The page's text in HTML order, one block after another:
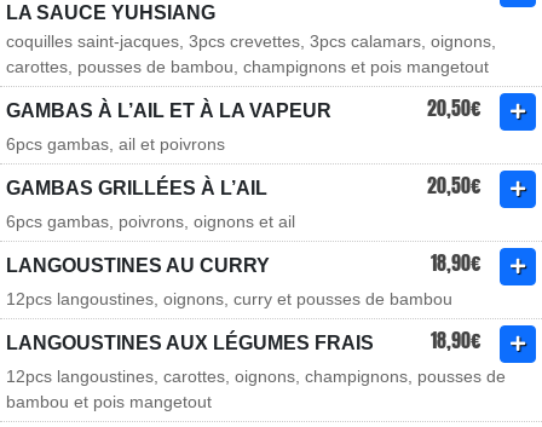
LA SAUCE YUHSIANG
coquilles saint-jacques, 3pcs crevettes, 3pcs calamars, oignons,
carottes, pousses de bambou, champignons et pois mangetout
GAMBAS À L’AIL ET À LA VAPEUR 20,50€
6pcs gambas, ail et poivrons
GAMBAS GRILLÉES À L’AIL 20,50€
6pcs gambas, poivrons, oignons et ail
LANGOUSTINES AU CURRY 18,90€
12pcs langoustines, oignons, curry et pousses de bambou
LANGOUSTINES AUX LÉGUMES FRAIS 18,90€
12pcs langoustines, carottes, oignons, champignons, pousses de
bambou et pois mangetout